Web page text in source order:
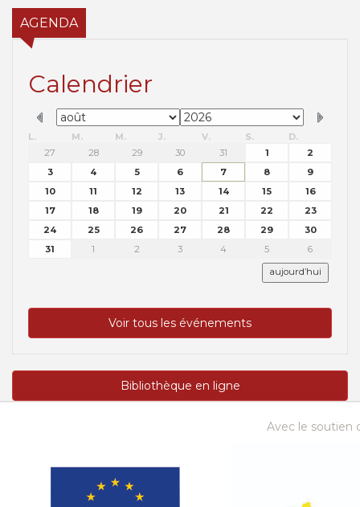
AGENDA
Calendrier
L. M. M. J. V. S.
D.
27
28 29 30 31 1
2
3
4 5 6 7 8
9
10
11 12 13 14 15
16
17
18 19 20 21 22
23
24
25 26 27 28 29
30
31
1 2 3 4 5 6
aujourd’hui
Voir tous les événements
Bibliothèque en ligne
Avec le soutien